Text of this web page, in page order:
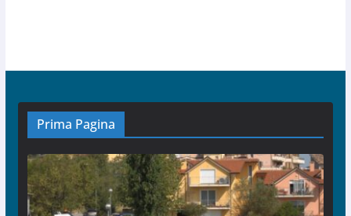
Prima Pagina